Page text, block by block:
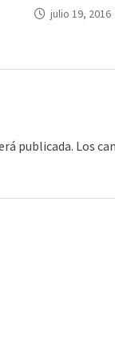
julio 19, 2016
publicada. Los